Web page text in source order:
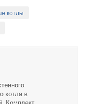
котлы
котла в